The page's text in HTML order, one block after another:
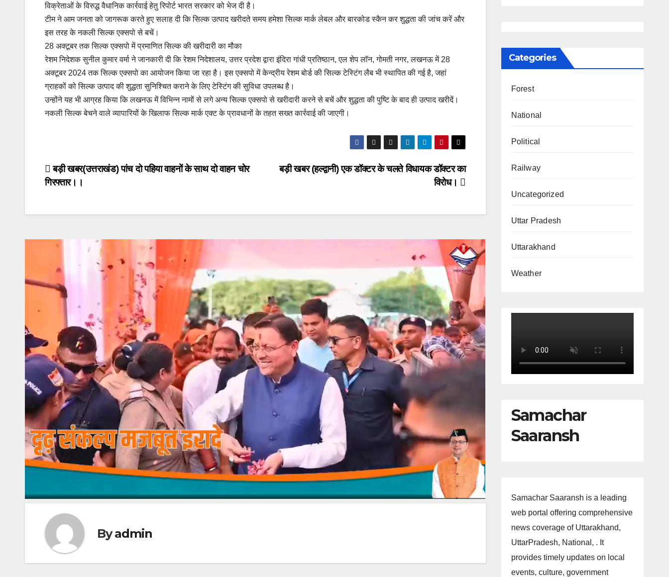
विक्रेताओं के विरुद्ध वैधानिक कार्रवाई हेतु रिपोर्ट भारत सरकार को भेज दी है।
टीम ने आम जनता को जागरूक करते हुए सलाह दी कि सिल्क उत्पाद खरीदते समय हमेशा सिल्क मार्क लेबल और बारकोड स्कैन कर शुद्धता की जांच करें और
इस तरह के नकली सिल्क एक्सपो से बचें।
28 अक्टूबर तक सिल्क एक्सपो में प्रमाणित सिल्क की खरीदारी का मौका
रेशम निदेशक सुनील कुमार वर्मा ने जानकारी दी कि रेशम निदेशालय, उत्तर प्रदेश द्वारा इंदिरा गांधी प्रतिष्ठान, एल शेप लॉन, गोमती नगर, लखनऊ में 28
अक्टूबर 2024 तक सिल्क एक्सपो का आयोजन किया जा रहा है। इस एक्सपो में केन्द्रीय रेशम बोर्ड की सिल्क टेस्टिंग लैब भी स्थापित की गई है, जहां
ग्राहकों को सिल्क उत्पाद की शुद्धता सुनिश्चित कराने के लिए टेस्टिंग की सुविधा उपलब्ध है।
उन्होंने यह भी आग्रह किया कि लखनऊ में विभिन्न नामों से लगे अन्य सिल्क एक्सपो से खरीदारी करने से बचें और शुद्धता की पुष्टि के बाद ही उत्पाद खरीदें।
नकली सिल्क बेचने वाले व्यापारियों के खिलाफ सिल्क मार्क एक्ट के प्रावधानों के तहत सख्त कार्रवाई की जाएगी।
Post
navigation
बड़ी खबर (हल्द्वानी) एक डॉक्टर के चलते विधायक डॉक्टर का
विरोध।
बड़ी खबर(उत्तराखंड) पांच दो पहिया वाहनों के साथ दो वाहन चोर
गिरफ्तार।।
Byadmin
Categories
Forest
National
Political
Railway
Uncategorized
Uttar Pradesh
Uttarakhand
Weather
Samachar
Saaransh
Samachar Saaransh is a leading
web portal offering comprehensive
news coverage of Uttarakhand,
UttarPradesh, National, . It
provides timely updates on local
events, culture, government